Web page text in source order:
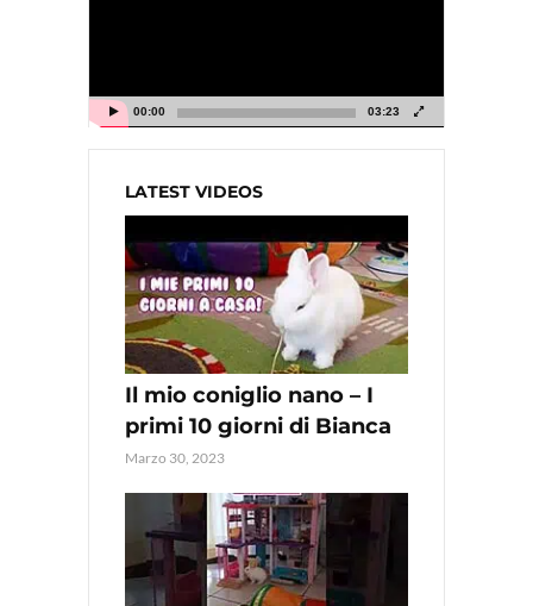
00:00 03:23
LATEST VIDEOS
Il mio coniglio nano – I
primi 10 giorni di Bianca
Marzo 30, 2023